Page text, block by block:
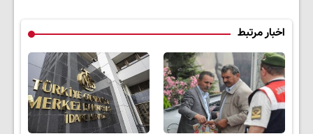
اخبار مرتبط